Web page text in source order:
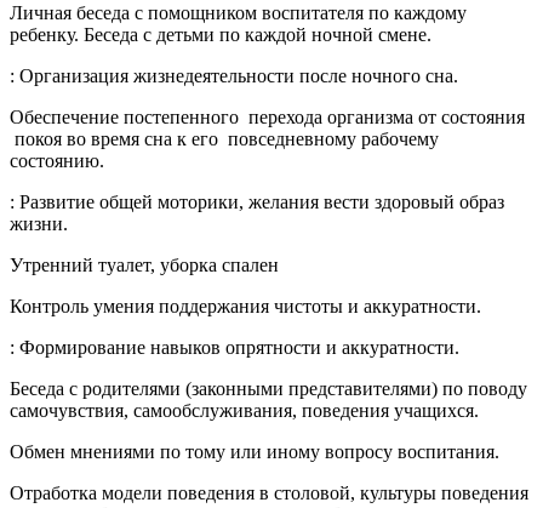
Личная беседа с помощником воспитателя по каждому
ребенку. Беседа с детьми по каждой ночной смене.
: Организация жизнедеятельности после ночного сна.
Обеспечение постепенного перехода организма от состояния
покоя во время сна к его повседневному рабочему
состоянию.
: Развитие общей моторики, желания вести здоровый образ
жизни.
Утренний туалет, уборка спален
Контроль умения поддержания чистоты и аккуратности.
: Формирование навыков опрятности и аккуратности.
Беседа с родителями (законными представителями) по поводу
самочувствия, самообслуживания, поведения учащихся.
Обмен мнениями по тому или иному вопросу воспитания.
Отработка модели поведения в столовой, культуры поведения